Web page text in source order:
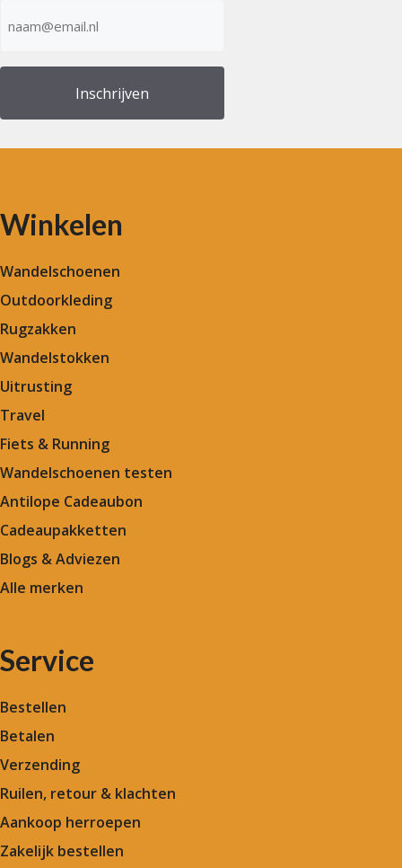
mailadres
Winkelen
Wandelschoenen
Outdoorkleding
Rugzakken
Wandelstokken
Uitrusting
Travel
Fiets & Running
Wandelschoenen testen
Antilope Cadeaubon
Cadeaupakketten
Blogs & Adviezen
Alle merken
Service
Bestellen
Betalen
Verzending
Ruilen, retour & klachten
Aankoop herroepen
Zakelijk bestellen